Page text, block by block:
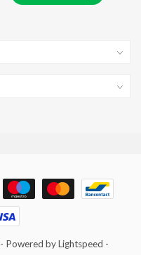
- Powered byLightspeed -